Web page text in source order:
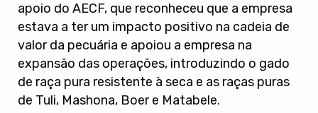
apoio do AECF, que reconheceu que a empresa
estava a ter um impacto positivo na cadeia de
valor da pecuária e apoiou a empresa na
expansão das operações, introduzindo o gado
de raça pura resistente à seca e as raças puras
de Tuli, Mashona, Boer e Matabele.